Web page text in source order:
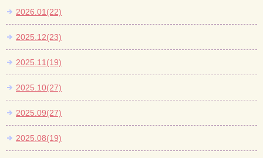
2026.01(22)
2025.12(23)
2025.11(19)
2025.10(27)
2025.09(27)
2025.08(19)